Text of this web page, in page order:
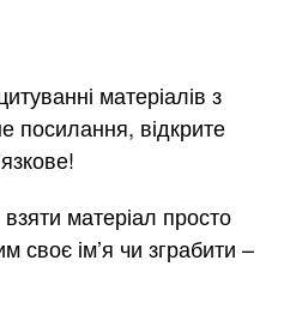
матеріалів з
посилання, відкрите
матеріал просто
своє ім’я чи зграбити –